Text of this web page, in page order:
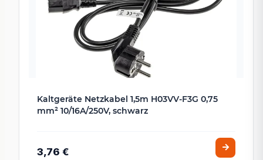
Kaltgeräte Netzkabel 1,5m H03VV-F3G 0,75
mm² 10/16A/250V, schwarz
3,76 €